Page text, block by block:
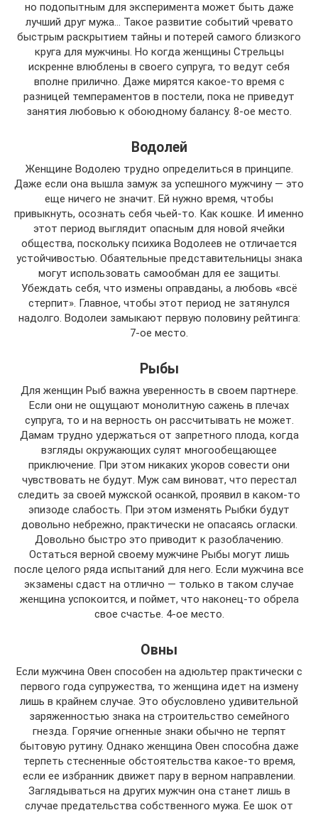
но подопытным для эксперимента может быть даже
лучший друг мужа… Такое развитие событий чревато
быстрым раскрытием тайны и потерей самого близкого
круга для мужчины. Но когда женщины Стрельцы
искренне влюблены в своего супруга, то ведут себя
вполне прилично. Даже мирятся какое-то время с
разницей темпераментов в постели, пока не приведут
занятия любовью к обоюдному балансу. 8-ое место.
Водолей
Женщине Водолею трудно определиться в принципе.
Даже если она вышла замуж за успешного мужчину — это
еще ничего не значит. Ей нужно время, чтобы
привыкнуть, осознать себя чьей-то. Как кошке. И именно
этот период выглядит опасным для новой ячейки
общества, поскольку психика Водолеев не отличается
устойчивостью. Обаятельные представительницы знака
могут использовать самообман для ее защиты.
Убеждать себя, что измены оправданы, а любовь «всё
стерпит». Главное, чтобы этот период не затянулся
надолго. Водолеи замыкают первую половину рейтинга:
7-ое место.
Рыбы
Для женщин Рыб важна уверенность в своем партнере.
Если они не ощущают монолитную сажень в плечах
супруга, то и на верность он рассчитывать не может.
Дамам трудно удержаться от запретного плода, когда
взгляды окружающих сулят многообещающее
приключение. При этом никаких укоров совести они
чувствовать не будут. Муж сам виноват, что перестал
следить за своей мужской осанкой, проявил в каком-то
эпизоде слабость. При этом изменять Рыбки будут
довольно небрежно, практически не опасаясь огласки.
Довольно быстро это приводит к разоблачению.
Остаться верной своему мужчине Рыбы могут лишь
после целого ряда испытаний для него. Если мужчина все
экзамены сдаст на отлично — только в таком случае
женщина успокоится, и поймет, что наконец-то обрела
свое счастье. 4-ое место.
Овны
Если мужчина Овен способен на адюльтер практически с
первого года супружества, то женщина идет на измену
лишь в крайнем случае. Это обусловлено удивительной
заряженностью знака на строительство семейного
гнезда. Горячие огненные знаки обычно не терпят
бытовую рутину. Однако женщина Овен способна даже
терпеть стесненные обстоятельства какое-то время,
если ее избранник движет пару в верном направлении.
Заглядываться на других мужчин она станет лишь в
случае предательства собственного мужа. Ее шок от